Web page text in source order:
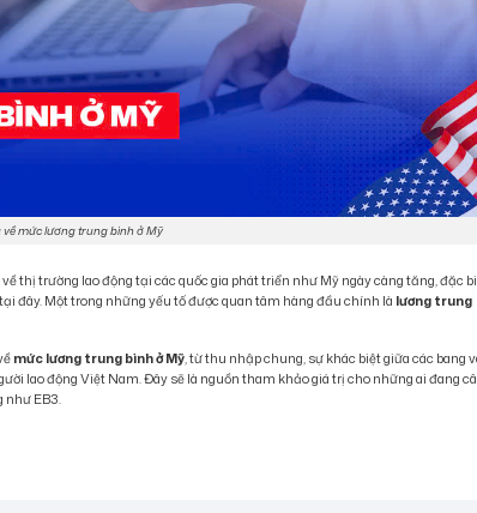
về mức lương trung bình ở Mỹ
thị trường lao động tại các quốc gia phát triển như Mỹ ngày càng tăng, đặc
đây. Một trong những yếu tố được quan tâm hàng đầu chính là lương trung
mức lương trung bình ở Mỹ, từ thu nhập chung, sự khác biệt giữa các bang
lao động Việt Nam. Đây sẽ là nguồn tham khảo giá trị cho những ai đang
như EB3.